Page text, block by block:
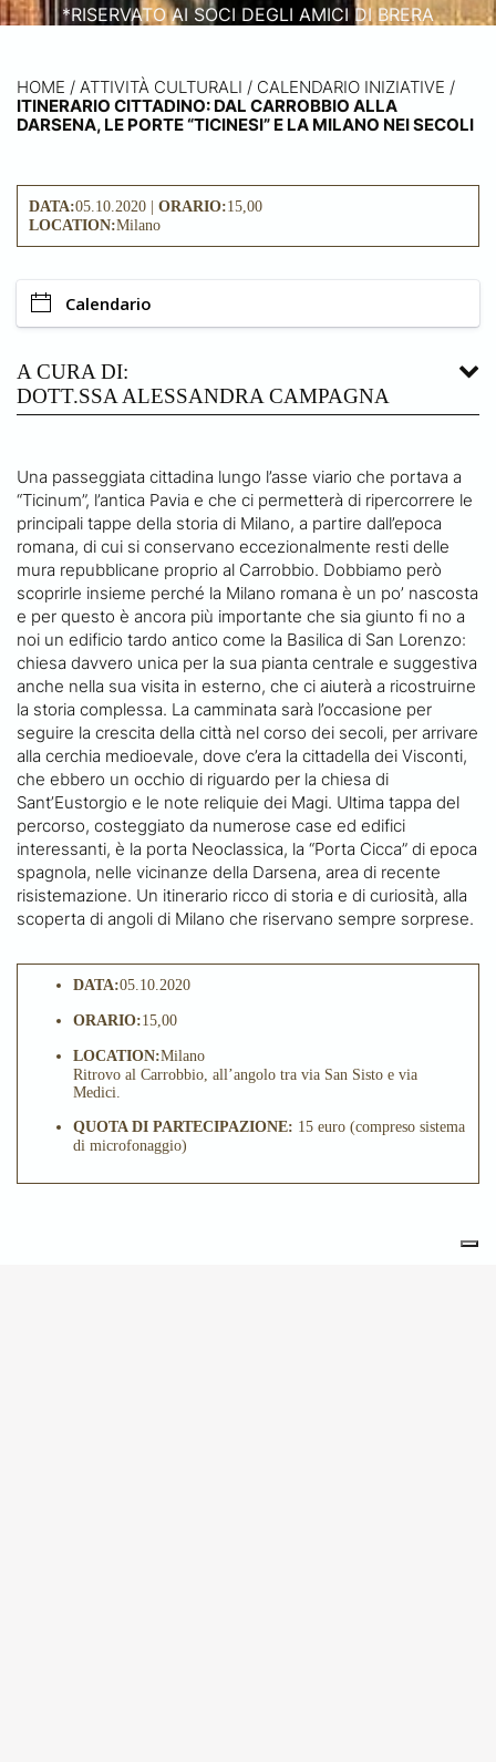
*RISERVATO AI SOCI DEGLI AMICI DI BRERA
HOME / ATTIVITÀ CULTURALI / CALENDARIO INIZIATIVE /
ITINERARIO CITTADINO: DAL CARROBBIO ALLA
DARSENA, LE PORTE “TICINESI” E LA MILANO NEI SECOLI
DATA:05.10.2020 | ORARIO:15,00
LOCATION:Milano
Calendario
A CURA DI:
DOTT.SSA ALESSANDRA CAMPAGNA
Una passeggiata cittadina lungo l’asse viario che portava a
“Ticinum”, l’antica Pavia e che ci permetterà di ripercorrere le
principali tappe della storia di Milano, a partire dall’epoca
romana, di cui si conservano eccezionalmente resti delle
mura repubblicane proprio al Carrobbio. Dobbiamo però
scoprirle insieme perché la Milano romana è un po’ nascosta
e per questo è ancora più importante che sia giunto fi no a
noi un edificio tardo antico come la Basilica di San Lorenzo:
chiesa davvero unica per la sua pianta centrale e suggestiva
anche nella sua visita in esterno, che ci aiuterà a ricostruirne
la storia complessa. La camminata sarà l’occasione per
seguire la crescita della città nel corso dei secoli, per arrivare
alla cerchia medioevale, dove c’era la cittadella dei Visconti,
che ebbero un occhio di riguardo per la chiesa di
Sant’Eustorgio e le note reliquie dei Magi. Ultima tappa del
percorso, costeggiato da numerose case ed edifici
interessanti, è la porta Neoclassica, la “Porta Cicca” di epoca
spagnola, nelle vicinanze della Darsena, area di recente
risistemazione. Un itinerario ricco di storia e di curiosità, alla
scoperta di angoli di Milano che riservano sempre sorprese.
DATA:05.10.2020
ORARIO:15,00
LOCATION:Milano
Ritrovo al Carrobbio, all’angolo tra via San Sisto e via
Medici.
QUOTA DI PARTECIPAZIONE: 15 euro (compreso sistema
di microfonaggio)